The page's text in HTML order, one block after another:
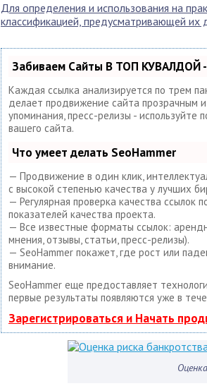
Для определения и использования на
классификацией, предусматривающей их
Забиваем Сайты В ТОП КУВАЛДОЙ -
Каждая ссылка анализируется по трем
делает продвижение сайта прозрачным
упоминания, пресс-релизы -
вашего сайта.
Что умеет делать SeoHammer
— Продвижение в один клик,
с высокой степенью качества у лучших
— Регулярная проверка качества
показателей качества проекта.
— Все известные форматы ссылок:
мнения, отзывы, статьи, пресс-релизы).
— SeoHammer покажет, где рост или
внимание.
SeoHammer еще предоставляет
первые результаты появляются уже в
Зарегистрироваться и Начать